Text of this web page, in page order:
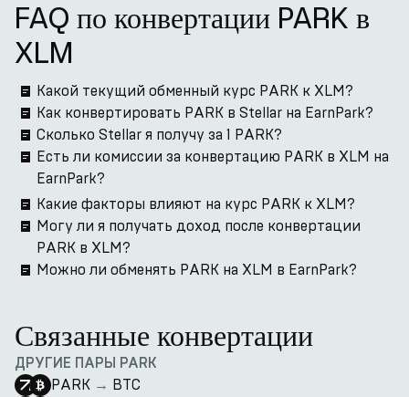
FAQ по конвертации PARK в
XLM
Какой текущий обменный курс PARK к XLM?
Как конвертировать PARK в Stellar на EarnPark?
Сколько Stellar я получу за 1 PARK?
Есть ли комиссии за конвертацию PARK в XLM на
EarnPark?
Какие факторы влияют на курс PARK к XLM?
Могу ли я получать доход после конвертации
PARK в XLM?
Можно ли обменять PARK на XLM в EarnPark?
Связанные конвертации
ДРУГИЕ ПАРЫ PARK
PARK → BTC